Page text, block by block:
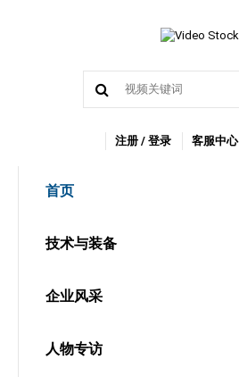
注册 / 登录 客服中心
首页
技术与装备
企业风采
人物专访